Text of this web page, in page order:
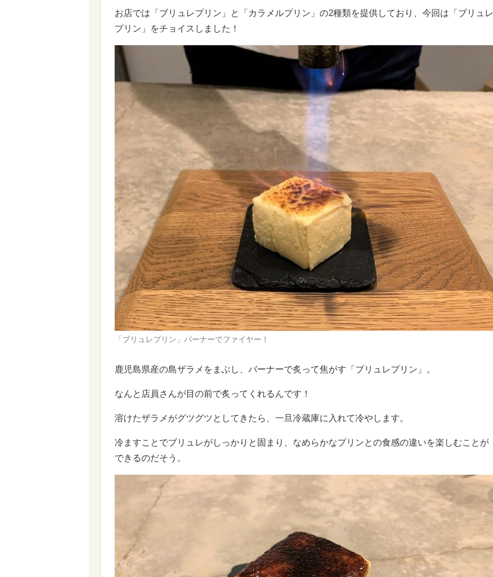
お店では「ブリュレプリン」と「カラメルプリン」の2種類を提供しており、今回は「ブリュレ
プリン」をチョイスしました！
「ブリュレプリン」バーナーでファイヤー！
鹿児島県産の島ザラメをまぶし、バーナーで炙って焦がす「ブリュレプリン」。
なんと店員さんが目の前で炙ってくれるんです！
溶けたザラメがグツグツとしてきたら、一旦冷蔵庫に入れて冷やします。
冷ますことでブリュレがしっかりと固まり、なめらかなプリンとの食感の違いを楽しむことが
できるのだそう。